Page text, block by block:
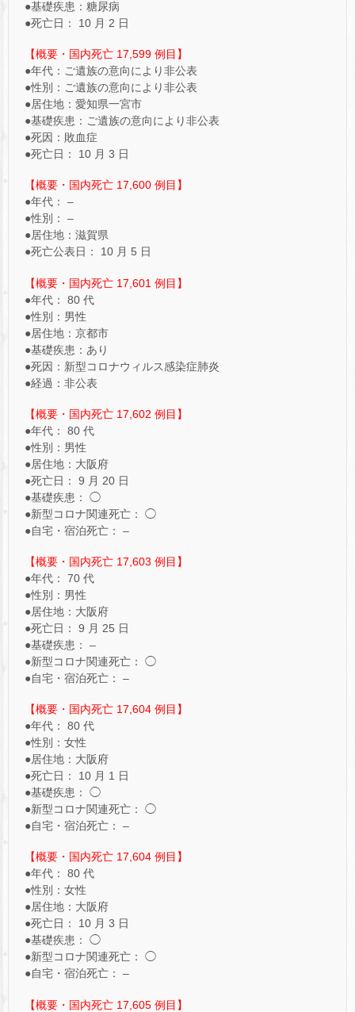
●基礎疾患：糖尿病
●死亡日： 10 月 2 日
【概要・国内死亡 17,599 例目】
●年代：ご遺族の意向により非公表
●性別：ご遺族の意向により非公表
●居住地：愛知県一宮市
●基礎疾患：ご遺族の意向により非公表
●死因：敗血症
●死亡日： 10 月 3 日
【概要・国内死亡 17,600 例目】
●年代： –
●性別： –
●居住地：滋賀県
●死亡公表日： 10 月 5 日
【概要・国内死亡 17,601 例目】
●年代： 80 代
●性別：男性
●居住地：京都市
●基礎疾患：あり
●死因：新型コロナウィルス感染症肺炎
●経過：非公表
【概要・国内死亡 17,602 例目】
●年代： 80 代
●性別：男性
●居住地：大阪府
●死亡日： 9 月 20 日
●基礎疾患： ◯
●新型コロナ関連死亡： ◯
●自宅・宿泊死亡： –
【概要・国内死亡 17,603 例目】
●年代： 70 代
●性別：男性
●居住地：大阪府
●死亡日： 9 月 25 日
●基礎疾患： –
●新型コロナ関連死亡： ◯
●自宅・宿泊死亡： –
【概要・国内死亡 17,604 例目】
●年代： 80 代
●性別：女性
●居住地：大阪府
●死亡日： 10 月 1 日
●基礎疾患： ◯
●新型コロナ関連死亡： ◯
●自宅・宿泊死亡： –
【概要・国内死亡 17,604 例目】
●年代： 80 代
●性別：女性
●居住地：大阪府
●死亡日： 10 月 3 日
●基礎疾患： ◯
●新型コロナ関連死亡： ◯
●自宅・宿泊死亡： –
【概要・国内死亡 17,605 例目】